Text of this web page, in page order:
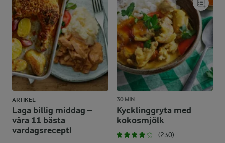
ARTIKEL
Laga billig middag –
våra 11 bästa
vardagsrecept!
30 MIN
Kycklinggryta med
kokosmjölk
(230)